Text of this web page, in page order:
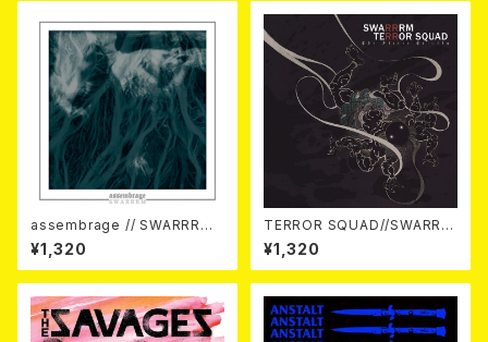
assembrage // SWARRRM /
Split 7EP
¥1,320
TERROR SQUAD//SWARRR
M / The Fierce Trinity 7EP
¥1,320